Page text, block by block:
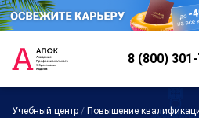
8 (800)
Учебный центр / Повышение